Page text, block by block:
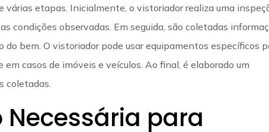
várias etapas. Inicialmente, o vistoriador realiza uma
condições observadas. Em seguida, são coletadas
bem. O vistoriador pode usar equipamentos específicos
casos de imóveis e veículos. Ao final, é elaborado um
coletadas.
para